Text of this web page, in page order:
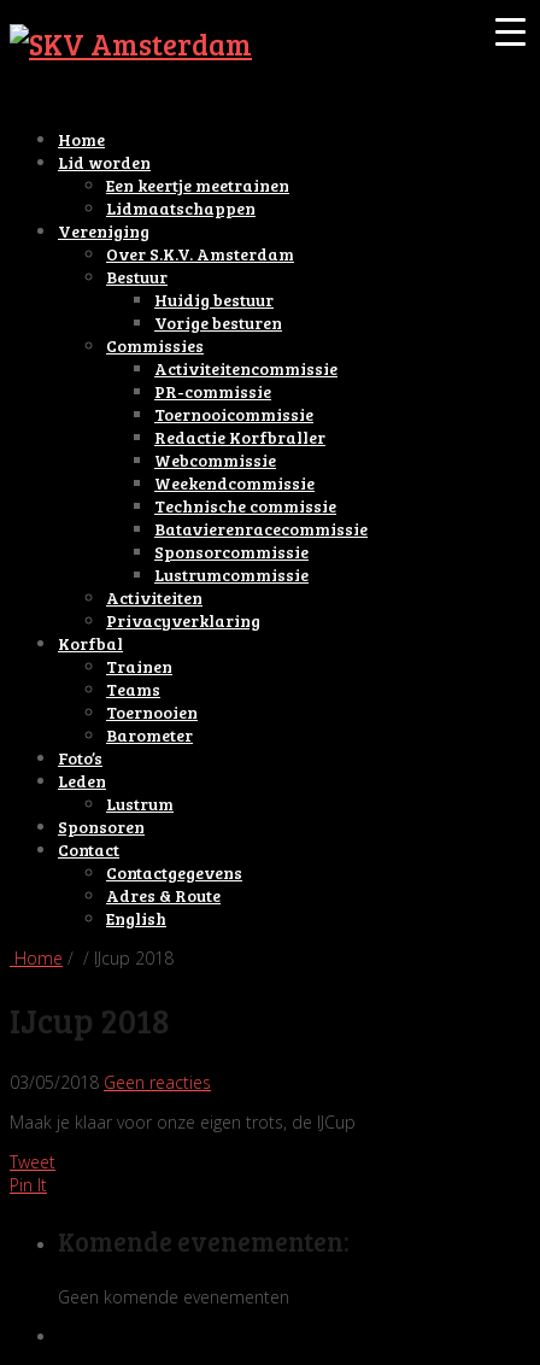
Home
Lid worden
Een keertje meetrainen
Lidmaatschappen
Vereniging
Over S.K.V. Amsterdam
Bestuur
Huidig bestuur
Vorige besturen
Commissies
Activiteitencommissie
PR-commissie
Toernooicommissie
Redactie Korfbraller
Webcommissie
Weekendcommissie
Technische commissie
Batavierenracecommissie
Sponsorcommissie
Lustrumcommissie
Activiteiten
Privacyverklaring
Korfbal
Trainen
Teams
Toernooien
Barometer
Foto’s
Leden
Lustrum
Sponsoren
Contact
Contactgegevens
Adres & Route
English
Home / / IJcup 2018
IJcup 2018
03/05/2018 Geen reacties
Maak je klaar voor onze eigen trots, de IJCup
Tweet
Pin It
Komende evenementen:
Geen komende evenementen